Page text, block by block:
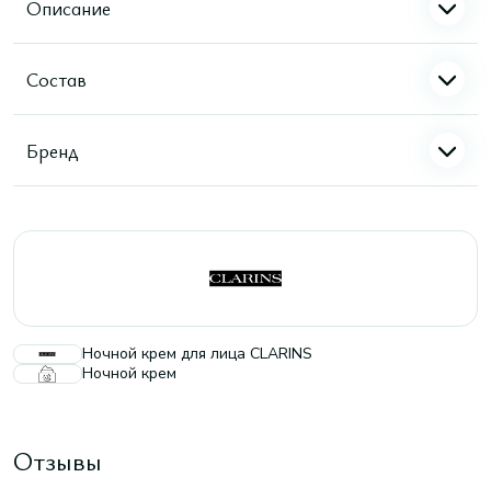
Описание
Состав
Бренд
Ночной крем для лица CLARINS
Ночной крем
Отзывы